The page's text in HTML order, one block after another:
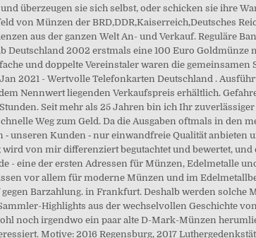
überzeugen sie sich selbst, oder schicken sie ihre
von Münzen der BRD,DDR,Kaiserreich,Deutsches
aus der ganzen Welt An- und Verkauf. Reguläre
Deutschland 2002 erstmals eine 100 Euro
und doppelte Vereinstaler waren die
2021 - Wertvolle Telefonkarten Deutschland .
Nennwert liegenden Verkaufspreis erhältlich.
Seit mehr als 25 Jahren bin ich Ihr
Weg zum Geld. Da die Ausgaben oftmals in
‑ unseren Kunden ‑ nur einwandfreie Qualität
von mir differenziert begutachtet und bewertet,
- eine der ersten Adressen für Münzen, Edelmetalle
vor allem für moderne Münzen und im
Barzahlung. in Frankfurt. Deshalb werden
Highlights aus der wechselvollen Geschichte
noch irgendwo ein paar alte D-Mark-Münzen
Motive: 2016 Regensburg, 2017